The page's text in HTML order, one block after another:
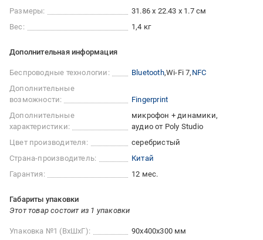
Размеры:
31.86 x 22.43 x 1.7 см
Вес:
1,4 кг
Дополнительная информация
Беспроводные технологии: Bluetooth Wi-Fi 7 NFC
Дополнительные
возможности:
Fingerprint
Дополнительные
характеристики:
микрофон + динамики
аудио от Poly Studio
Цвет производителя:
серебристый
Страна-производитель:
Китай
Гарантия:
12 мес.
Габариты упаковки
Этот товар состоит из 1 упаковки
Упаковка №1 (ВхШхГ):
90x400x300 мм